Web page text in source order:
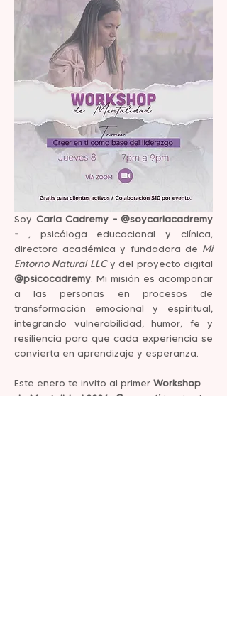
Soy Carla Cadremy - @soycarlacadremy
- , psicóloga educacional y clínica,
directora académica y fundadora de Mi
Entorno Natural LLC
@psicocadremy. Mi misión es acompañar
a las personas en procesos de
transformación emocional y espiritual,
integrando vulnerabilidad, humor, fe y
resiliencia para que cada experiencia se
convierta en aprendizaje y esperanza.
Este enero te invito al primer Workshop
de Mentalidad 2026:
Cree en ti, inspirado